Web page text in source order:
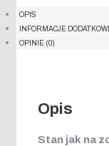
OPIS
INFORMACJE
OPINIE (0)
Opis
Stan jak na